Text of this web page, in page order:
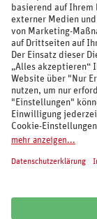
SOCIAL MEDIA